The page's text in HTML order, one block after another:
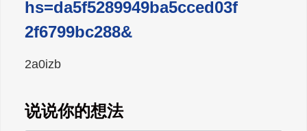
hs=da5f5289949ba5cced03f
2f6799bc288&
2a0izb
说说你的想法